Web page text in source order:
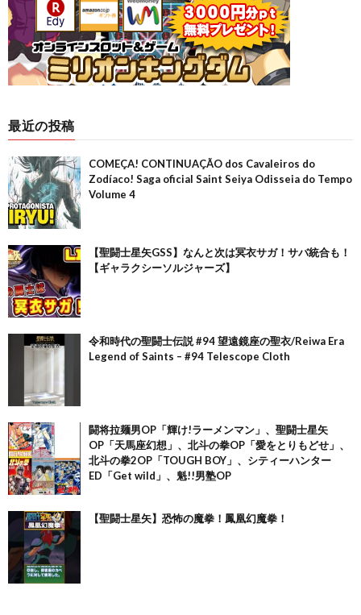
最近の投稿
COMEÇA! CONTINUAÇÃO dos Cavaleiros do
Zodíaco! Saga oficial Saint Seiya Odisseia do Tempo
Volume 4
【聖闘士星矢GSS】なんと次は冥衣サガ！サバ統合も！
【ギャラクシーソルジャーズ】
令和時代の聖闘士伝説 #94 望遠鏡座の聖衣/Reiwa Era
Legend of Saints – #94 Telescope Cloth
闘将拉麺男OP「輝け!ラーメンマン」、聖闘士星矢
OP「天馬座幻想」、北斗の拳OP「愛をとりもどせ」、
北斗の拳2OP「TOUGH BOY」、シティーハンター
ED「Get wild」、魁!!男塾OP
【聖闘士星矢】恐怖の魔拳！鳳凰幻魔拳！